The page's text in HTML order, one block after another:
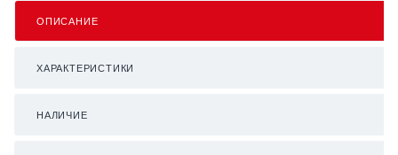
ОПИСАНИЕ
ХАРАКТЕРИСТИКИ
НАЛИЧИЕ